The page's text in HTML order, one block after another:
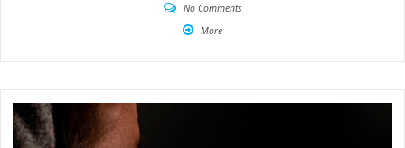
No Comments
More